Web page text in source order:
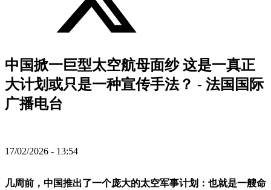
中国掀一巨型太空航母面纱 这是一真正
大计划或只是一种宣传手法？ - 法国国际
广播电台
17/02/2026 - 13:54
几周前，中国推出了一个庞大的太空军事计划：也就是一艘命